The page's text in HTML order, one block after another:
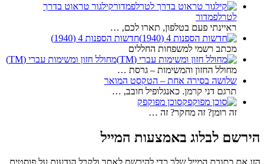
קילגור טראוט בדרך
לטרלפמדור
ראיינתי פעם בטלפון, תארו לכם, …
חדשות הספנות 4 (1940)
מכתב רשמי למשפחות החללים
מחולל חזון ומשימות עברי (TM)
מחולל החזון והמשימות – גרסת …
שלושה בסירה אחת – הטקסט המואר
תרגם דני קרמן. כאנגלופיל חובב, …
סוכן מפוקפק
זה רומן? זה מחקר? זה …
הירשם לבלוג באמצעות המייל